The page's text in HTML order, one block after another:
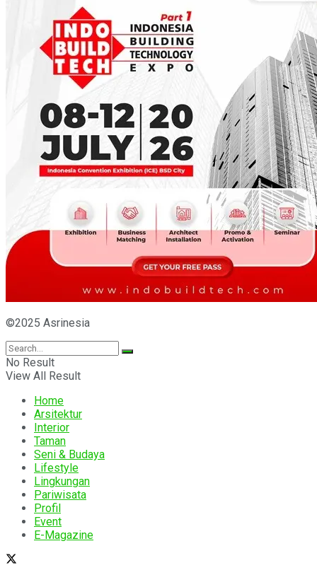
©2025 Asrinesia
No Result
View All Result
Home
Arsitektur
Interior
Taman
Seni & Budaya
Lifestyle
Lingkungan
Pariwisata
Profil
Event
E-Magazine